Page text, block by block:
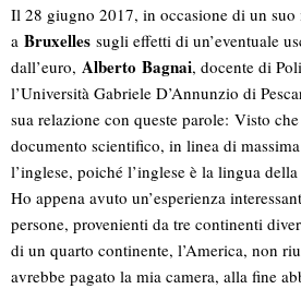
Il 28 giugno 2017, in occasione di un suo
a Bruxelles sugli effetti di un’eventuale
dall’euro, Alberto Bagnai, docente di
l’Università Gabriele D’Annunzio di
sua relazione con queste parole: Visto
documento scientifico, in linea di
l’inglese, poiché l’inglese è la lingua
Ho appena avuto un’esperienza
persone, provenienti da tre continenti
di un quarto continente, l’America, non
avrebbe pagato la mia camera, alla fine